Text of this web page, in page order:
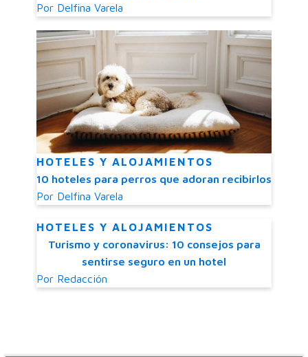
Por Delfina Varela
HOTELES Y ALOJAMIENTOS
10 hoteles para perros que adoran recibirlos
Por Delfina Varela
HOTELES Y ALOJAMIENTOS
Turismo y coronavirus: 10 consejos para
sentirse seguro en un hotel
Por Redacción